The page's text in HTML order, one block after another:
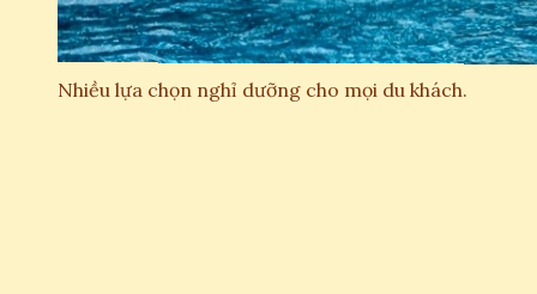
Nhiều lựa chọn nghỉ dưỡng cho mọi du khách.